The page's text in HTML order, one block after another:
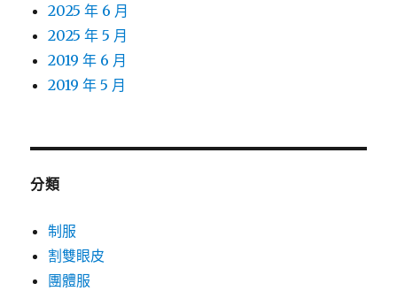
2025 年 6 月
2025 年 5 月
2019 年 6 月
2019 年 5 月
分類
制服
割雙眼皮
團體服